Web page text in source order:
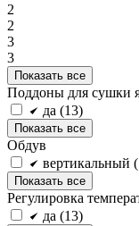
2
2
3
3
Показать все
Поддоны для сушки
да (13)
Показать все
Обдув
вертикальный (
Показать все
Регулировка
да (13)